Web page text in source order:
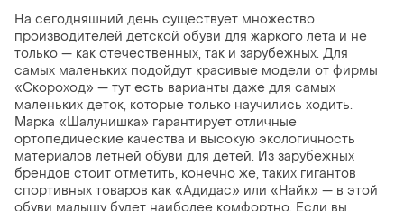
На сегодняшний день существует множество
производителей детской обуви для жаркого лета и не
только — как отечественных, так и зарубежных. Для
самых маленьких подойдут красивые модели от фирмы
«Скороход» — тут есть варианты даже для самых
маленьких деток, которые только научились ходить.
Марка «Шалунишка» гарантирует отличные
ортопедические качества и высокую экологичность
материалов летней обуви для детей. Из зарубежных
брендов стоит отметить, конечно же, таких гигантов
спортивных товаров как «Адидас» или «Найк» — в этой